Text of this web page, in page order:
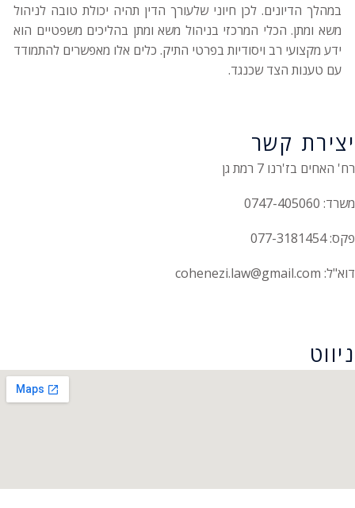
במהלך הדיונים. לכן חיוני שלעורך הדין תהיה יכולת טובה לניהול
משא ומתן. הכלי המרכזי בניהול משא ומתן בהליכים משפטיים הוא
ידע מקצועי רב ויסודיות בפרטי התיק. כלים אלו מאפשרים להתמודד
עם טענות הצד שכנגד.
יצירת קשר
רח' האחים בז'רנו 7 רמת גן
משרד: 0747-405060
פקס: 077-3181454
דוא"ל: cohenezi.law@gmail.com
ניווט